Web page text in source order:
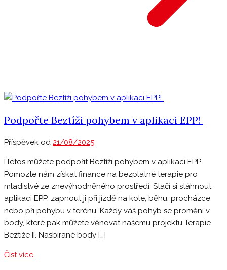
Podpořte Beztíži pohybem v aplikaci EPP!
Příspěvek od 21/08/2025
I letos můžete podpořit Beztíži pohybem v aplikaci EPP.
Pomozte nám získat finance na bezplatné terapie pro
mladistvé ze znevýhodněného prostředí. Stačí si stáhnout
aplikaci EPP, zapnout ji při jízdě na kole, běhu, procházce
nebo při pohybu v terénu. Každý váš pohyb se promění v
body, které pak můžete věnovat našemu projektu Terapie
Beztíže II. Nasbírané body […]
Číst více